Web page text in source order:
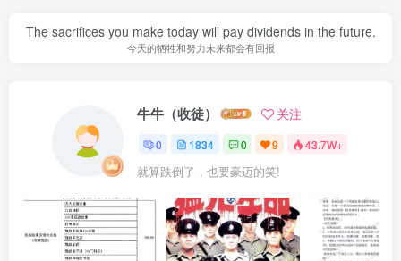
The sacrifices you make today will pay dividends in the future.
今天的牺牲和努力未来都会有回报
牛牛（收徒） 关注
0 1834 0 9 43.7W+
就算跌倒了，也要豪迈的笑!